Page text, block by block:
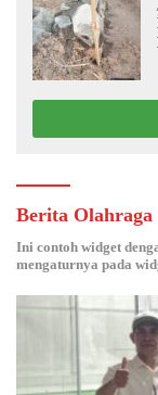
Berita Olahraga
Ini contoh widget
mengaturnya pada